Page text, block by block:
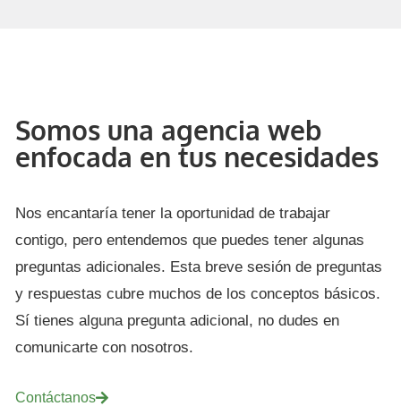
Somos una agencia web
enfocada en tus necesidades
Nos encantaría tener la oportunidad de trabajar
contigo, pero entendemos que puedes tener algunas
preguntas adicionales. Esta breve sesión de preguntas
y respuestas cubre muchos de los conceptos básicos.
Sí tienes alguna pregunta adicional, no dudes en
comunicarte con nosotros.
Contáctanos